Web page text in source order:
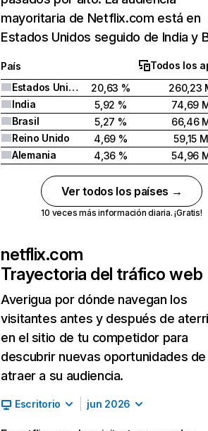
mayoritaria de Netflix.com está en
Estados Unidos seguido de India y
País
Todos los
Estados Unidos
20,63 %
260,23
India
5,92 %
74,69
Brasil
5,27 %
66,46
Reino Unido
4,69 %
59,15 M
Alemania
4,36 % 54,96
Ver todos los países →
10 veces más información diaria. ¡Gratis!
netflix.com
Trayectoria del tráfico web
Averigua por dónde navegan los
visitantes antes y después de
en el sitio de tu competidor para
descubrir nuevas oportunidades de
atraer a su audiencia.
Escritorio jun 2026